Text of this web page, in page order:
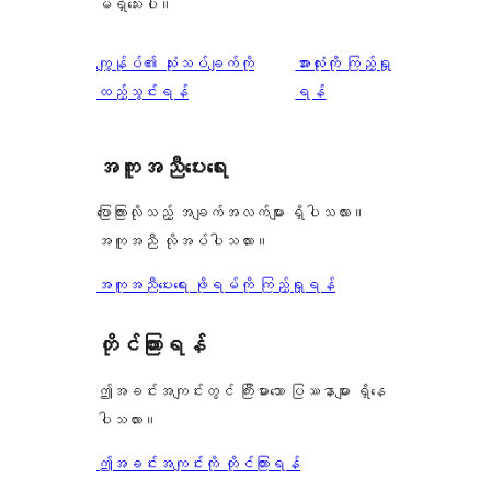
ကျွန်ုပ်၏ သုံးသပ်ချက်ကို
ထည့်သွင်းရန်
သုံးသပ်
ချက်
အားလုံးကို ကြည့်ရှု
ရန်
အကူအညီပေးရေး
ပြောကြားလိုသည့် အချက်အလက်များ ရှိပါသလား။
အကူအညီ လိုအပ်ပါသလား။
အကူအညီပေးရေး ဖိုရမ်ကို ကြည့်ရှုရန်
တိုင်ကြားရန်
ဤအခင်းအကျင်းတွင် ကြီးမားသော ပြဿနာများ ရှိနေ
ပါသလား။
ဤအခင်းအကျင်းကို တိုင်ကြားရန်